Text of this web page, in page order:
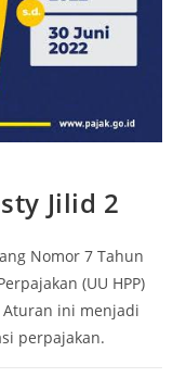
Jilid 2
Nomor 7 Tahun
(UU HPP)
ini menjadi
perpajakan.